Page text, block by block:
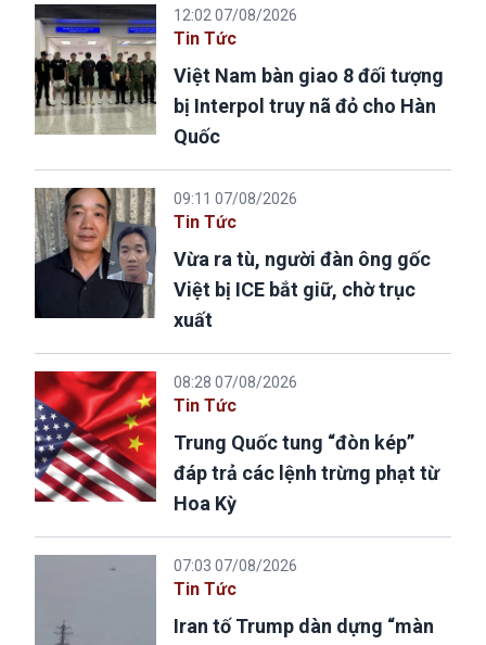
12:02 07/08/2026
Tin Tức
Việt Nam bàn giao 8 đối tượng
bị Interpol truy nã đỏ cho Hàn
Quốc
09:11 07/08/2026
Tin Tức
Vừa ra tù, người đàn ông gốc
Việt bị ICE bắt giữ, chờ trục
xuất
08:28 07/08/2026
Tin Tức
Trung Quốc tung “đòn kép”
đáp trả các lệnh trừng phạt từ
Hoa Kỳ
07:03 07/08/2026
Tin Tức
Iran tố Trump dàn dựng “màn